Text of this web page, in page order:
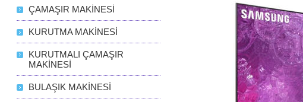
ÇAMAŞIR MAKİNESİ
KURUTMA MAKİNESİ
KURUTMALI ÇAMAŞIR
MAKİNESİ
BULAŞIK MAKİNESİ